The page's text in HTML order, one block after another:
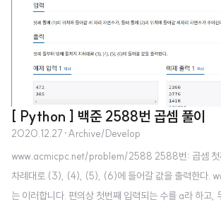
[ Python ] 백준 2588번 곱셈 풀이
2020.12.27 ·Archive/Develop
www.acmicpc.net/problem/2588 2588번: 곱셈 첫
차례대로 (3), (4), (5), (6)에 들어갈 값을 출력한다.
는 이러합니다. 편의상 첫번째 입력되는 수를 a라 하고,